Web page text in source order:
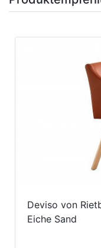
Deviso von
Eiche Sand